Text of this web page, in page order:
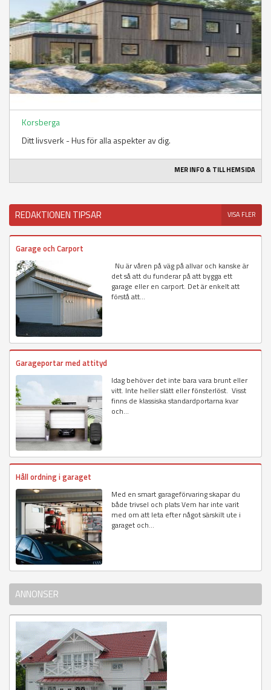
Korsberga
Ditt livsverk - Hus för alla aspekter av dig.
MER INFO & TILL HEMSIDA
REDAKTIONEN TIPSAR VISA FLER
Garage och Carport
Nu är våren på väg på allvar och kanske är
det så att du funderar på att bygga ett
garage eller en carport. Det är enkelt att
förstå att...
Garageportar med attityd
Idag behöver det inte bara vara brunt eller
vitt. Inte heller slätt eller fönsterlöst. Visst
finns de klassiska standardportarna kvar
och...
Håll ordning i garaget
Med en smart garageförvaring skapar du
både trivsel och plats Vem har inte varit
med om att leta efter något särskilt ute i
garaget och...
ANNONSER